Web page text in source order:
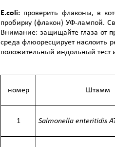
E.coli: проверить флаконы, в
пробирку (флакон) УФ-лампой.
Внимание: защищайте глаза от
среда флюоресцирует наслоить
положительный индольный тест
номер Штамм
1 Salmonella enteritidis